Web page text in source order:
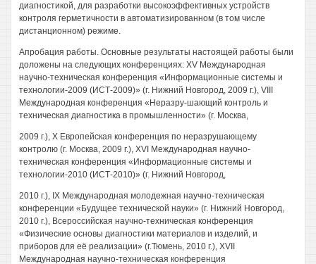
диагностикой, для разработки высокоэффективных устройств
контроля герметичности в автоматизированном (в том числе
дистанционном) режиме.
Апробация работы. Основные результаты настоящей работы были
доложены на следующих конференциях: XV Международная
научно-техническая конференция «Информационные системы и
технологии-2009 (ИСТ-2009)» (г. Нижний Новгород, 2009 г.), VIII
Международная конференция «Неразру-шающий контроль и
техническая диагностика в промышленности» (г. Москва,
2009 г.), X Европейская конференция по неразрушающему
контролю (г. Москва, 2009 г.), XVI Международная научно-
техническая конференция «Информационные системы и
технологии-2010 (ИСТ-2010)» (г. Нижний Новгород,
2010 г.), IX Международная молодежная научно-техническая
конференции «Будущее технической науки» (г. Нижний Новгород,
2010 г.), Всероссийская научно-техническая конференция
«Физические основы диагностики материалов и изделий, и
приборов для её реализации» (г.Тюмень, 2010 г.), XVII
Международная научно-техническая конференция